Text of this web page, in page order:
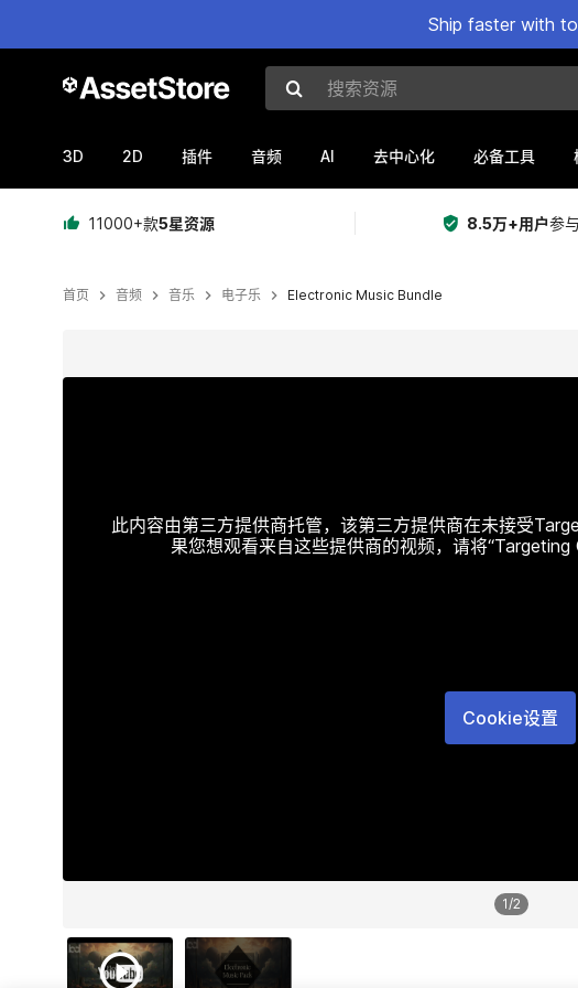
Ship faster with
搜索资源
3D 2D 插件 音频 AI 去中心化 必备工具
11000+款5星资源 8.5万+用户参
首页 音频 音乐 电子乐 Electronic Music Bundle
此内容由第三方提供商托管，该第三方提供商在未接受
果您想观看来自这些提供商的视频，请将“Targeting
Cookie设置
1/2